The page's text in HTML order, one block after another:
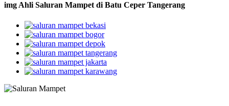
img Ahli Saluran Mampet di Batu Ceper Tangerang